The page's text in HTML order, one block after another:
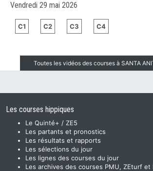
Vendredi 29 mai 2026
C1 C2 C3 C4
Toutes les vidéos des courses à SANTA
Les courses hippiques
Le Quinté+ / ZE5
Les partants et pronostics
Les résultats et rapports
Les sélections du jour
Les lignes des courses du jour
Les archives des courses PMU, ZEturf et